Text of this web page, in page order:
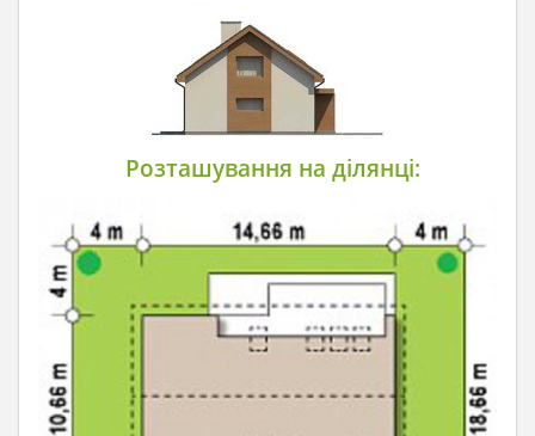
Розташування на ділянці: